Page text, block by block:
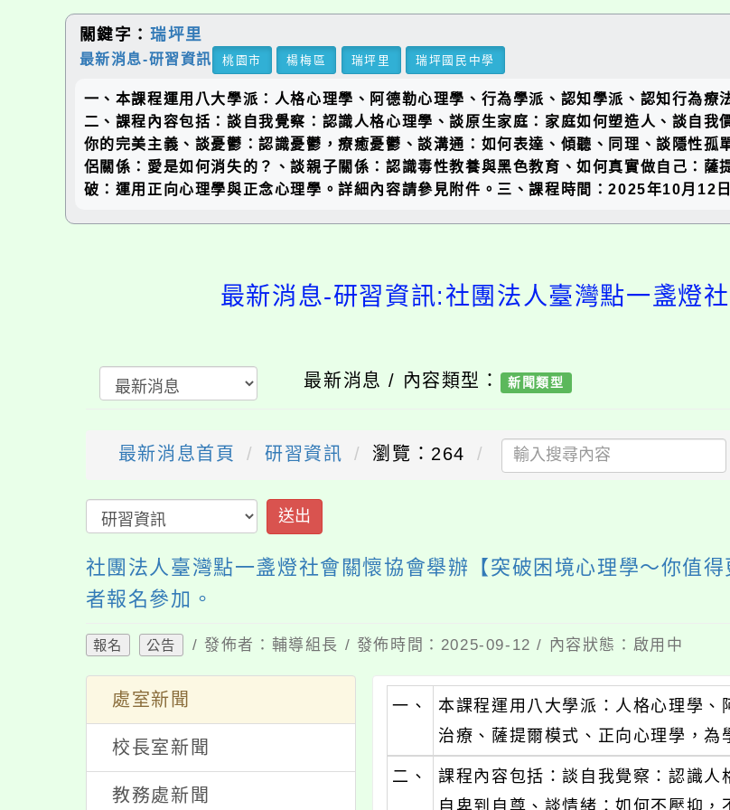
關鍵字： 瑞坪里
最新消息-研習資訊 桃園市 楊梅區 瑞坪里 瑞坪國民中學
一、本課程運用八大學派：人格心理學、阿德勒心理學、行為學派、認知學派、認知行為
二、課程內容包括：談自我覺察：認識人格心理學、談原生家庭：家庭如何塑造人、談自
你的完美主義、談憂鬱：認識憂鬱，療癒憂鬱、談溝通：如何表達、傾聽、同理、談隱性
侶關係：愛是如何消失的？、談親子關係：認識毒性教養與黑色教育、如何真實做自己：
破：運用正向心理學與正念心理學。詳細內容請參見附件。三、課程時間：2025年10月12
最新消息-研習資訊:社團法人臺灣點一盞燈
最新消息 / 內容類型： 新聞類型
最新消息首頁 研習資訊 瀏覽：264
送出
社團法人臺灣點一盞燈社會關懷協會舉辦【突破困境心理學〜你值
者報名參加。
報名 公告 / 發佈者：輔導組長 / 發佈時間：2025-09-12 / 內容狀態：啟用中
處室新聞
校長室新聞
教務處新聞
一、
本課程運用八大學派：人格心理學
治療、薩提爾模式、正向心理學，為
二、
課程內容包括：談自我覺察：認識
自卑到自尊、談情緒：如何不壓抑